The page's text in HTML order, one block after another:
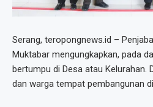
Serang, teropongnews.id –
Muktabar mengungkapkan, pada
bertumpu di Desa atau Kelurahan.
dan warga tempat pembangunan